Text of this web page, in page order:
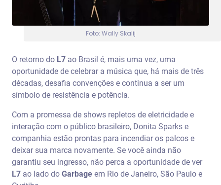
Foto: Wally Skalij
O retorno do L7 ao Brasil é, mais uma vez, uma
oportunidade de celebrar a música que, há mais de três
décadas, desafia convenções e continua a ser um
símbolo de resistência e potência.
Com a promessa de shows repletos de eletricidade e
interação com o público brasileiro, Donita Sparks e
companhia estão prontas para incendiar os palcos e
deixar sua marca novamente. Se você ainda não
garantiu seu ingresso, não perca a oportunidade de ver
L7 ao lado do Garbage em Rio de Janeiro, São Paulo e